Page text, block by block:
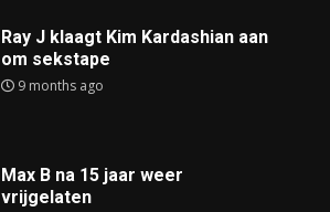
Ray J klaagt Kim Kardashian aan
om sekstape
9 months ago
Max B na 15 jaar weer
vrijgelaten